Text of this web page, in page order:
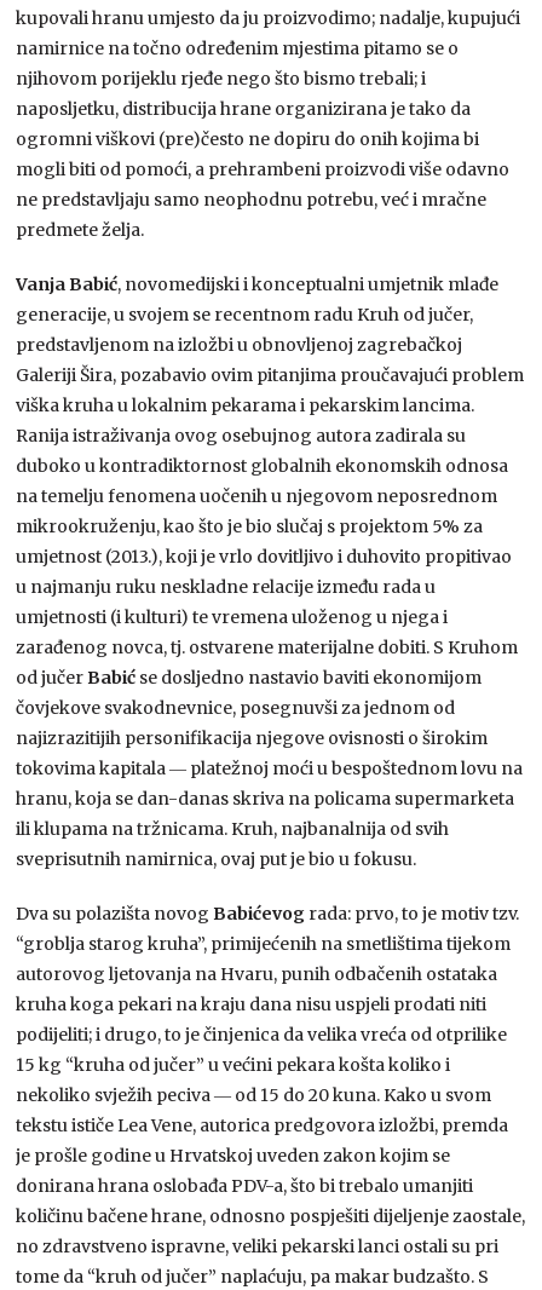
kupovali hranu umjesto da ju proizvodimo; nadalje, kupujući
namirnice na točno određenim mjestima pitamo se o
njihovom porijeklu rjeđe nego što bismo trebali; i
naposljetku, distribucija hrane organizirana je tako da
ogromni viškovi (pre)često ne dopiru do onih kojima bi
mogli biti od pomoći, a prehrambeni proizvodi više odavno
ne predstavljaju samo neophodnu potrebu, već i mračne
predmete želja.
Vanja Babić, novomedijski i konceptualni umjetnik mlađe
generacije, u svojem se recentnom radu Kruh od jučer,
predstavljenom na izložbi u obnovljenoj zagrebačkoj
Galeriji Šira, pozabavio ovim pitanjima proučavajući problem
viška kruha u lokalnim pekarama i pekarskim lancima.
Ranija istraživanja ovog osebujnog autora zadirala su
duboko u kontradiktornost globalnih ekonomskih odnosa
na temelju fenomena uočenih u njegovom neposrednom
mikrookruženju, kao što je bio slučaj s projektom 5% za
umjetnost (2013.), koji je vrlo dovitljivo i duhovito propitivao
u najmanju ruku neskladne relacije između rada u
umjetnosti (i kulturi) te vremena uloženog u njega i
zarađenog novca, tj. ostvarene materijalne dobiti. S Kruhom
od jučerBabić se dosljedno nastavio baviti ekonomijom
čovjekove svakodnevnice, posegnuvši za jednom od
najizrazitijih personifikacija njegove ovisnosti o širokim
tokovima kapitala ― platežnoj moći u bespoštednom lovu na
hranu, koja se dan-danas skriva na policama supermarketa
ili klupama na tržnicama. Kruh, najbanalnija od svih
sveprisutnih namirnica, ovaj put je bio u fokusu.
Dva su polazišta novogBabićevog rada: prvo, to je motiv tzv.
“groblja starog kruha”, primijećenih na smetlištima tijekom
autorovog ljetovanja na Hvaru, punih odbačenih ostataka
kruha koga pekari na kraju dana nisu uspjeli prodati niti
podijeliti; i drugo, to je činjenica da velika vreća od otprilike
15 kg “kruha od jučer” u većini pekara košta koliko i
nekoliko svježih peciva ― od 15 do 20 kuna. Kako u svom
tekstu ističe Lea Vene, autorica predgovora izložbi, premda
je prošle godine u Hrvatskoj uveden zakon kojim se
donirana hrana oslobađa PDV-a, što bi trebalo umanjiti
količinu bačene hrane, odnosno pospješiti dijeljenje zaostale,
no zdravstveno ispravne, veliki pekarski lanci ostali su pri
tome da “kruh od jučer” naplaćuju, pa makar budzašto. S